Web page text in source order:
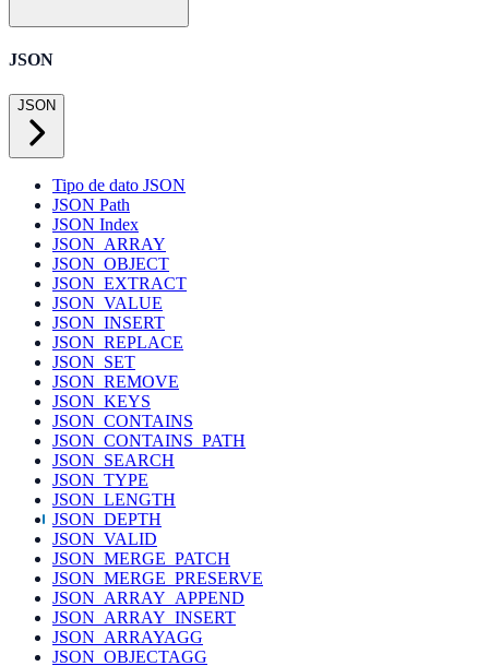
JSON
JSON
Tipo de dato JSON
JSON Path
JSON Index
JSON_ARRAY
JSON_OBJECT
JSON_EXTRACT
JSON_VALUE
JSON_INSERT
JSON_REPLACE
JSON_SET
JSON_REMOVE
JSON_KEYS
JSON_CONTAINS
JSON_CONTAINS_PATH
JSON_SEARCH
JSON_TYPE
JSON_LENGTH
JSON_DEPTH
JSON_VALID
JSON_MERGE_PATCH
JSON_MERGE_PRESERVE
JSON_ARRAY_APPEND
JSON_ARRAY_INSERT
JSON_ARRAYAGG
JSON_OBJECTAGG